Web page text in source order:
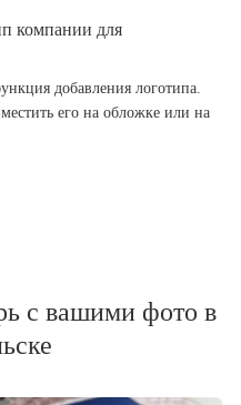
компании для
добавления логотипа.
его на обложке или на
с вашими фото в